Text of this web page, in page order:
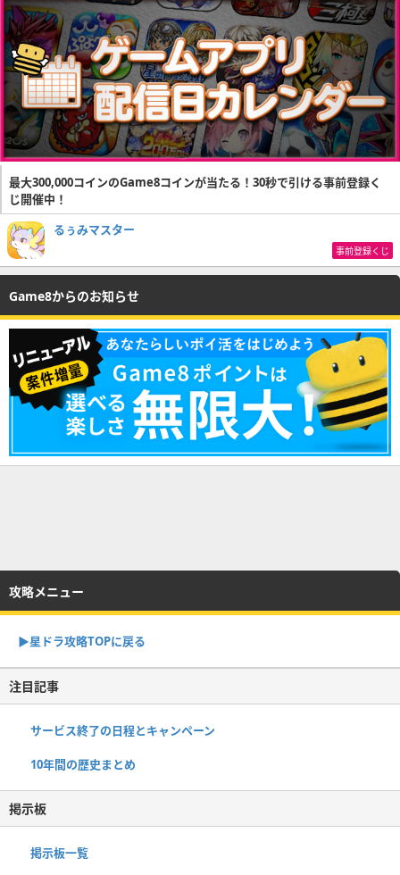
最大300,000コインのGame8コインが当たる！30秒で引ける事前登録く
じ開催中！
るぅみマスター
事前登録くじ
Game8からのお知らせ
攻略メニュー
▶︎星ドラ攻略TOPに戻る
注目記事
サービス終了の日程とキャンペーン
10年間の歴史まとめ
掲示板
掲示板一覧